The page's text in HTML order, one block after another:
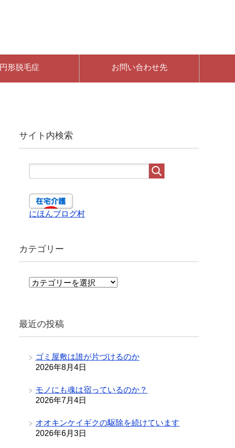
円形脱毛症 お問い合わせ先
サイト内検索
にほんブログ村
カテゴリー
カ
ー
最近の投稿
ゴミ屋敷は誰が片づけるのか
2026年8月4日
モノにも魂は宿っているのか？
2026年7月4日
オオキンケイギクの駆除を続けています
2026年6月3日